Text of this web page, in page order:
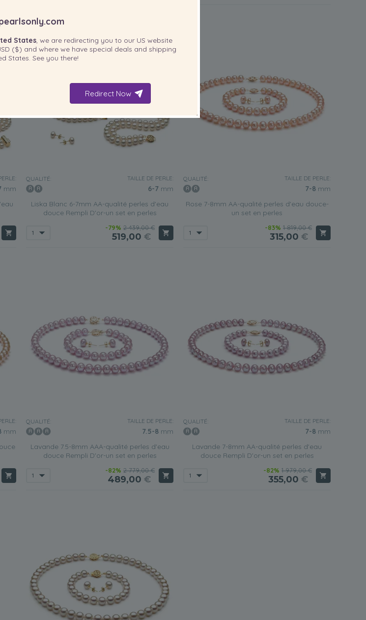
mm
QUALITÉ: TAILLE DE PERLE:
6-7 mm
Liska Blanc 6-7mm AA-qualité perles d'eau
douce Rempli D'or-un set en perles
-79% 2 439,00 €
519,00 €
QUALITÉ: TAILLE DE PERLE:
7-8 mm
Rose 7-8mm AA-qualité perles d'eau douce-
un set en perles
-83% 1 819,00 €
315,00 €
mm
QUALITÉ: TAILLE DE PERLE:
7.5-8 mm
Lavande 7.5-8mm AAA-qualité perles d'eau
douce Rempli D'or-un set en perles
-82% 2 779,00 €
489,00 €
QUALITÉ: TAILLE DE PERLE:
7-8 mm
Lavande 7-8mm AA-qualité perles d'eau
douce Rempli D'or-un set en perles
-82% 1 979,00 €
355,00 €
States, we are redirecting you to our US website
($) and where we have special deals and shipping
States . See you there!
Redirect Now